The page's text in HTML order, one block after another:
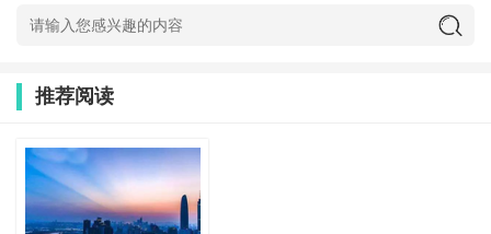
推荐阅读